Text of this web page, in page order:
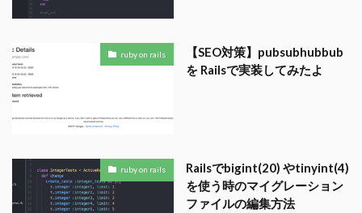
ruby on rails
【SEO対策】pubsubhubbub
を Railsで実装してみたよ
ruby on rails
Railsでbigint(20) やtinyint(4)
を使う時のマイグレーション
ファイルの編集方法